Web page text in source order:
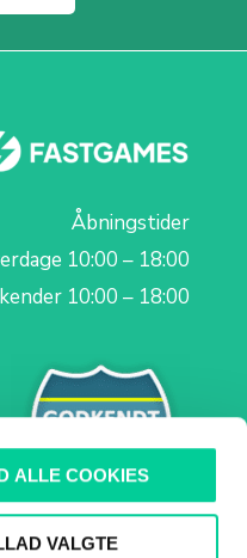
ALLE COOKIES
VALGTE
Åbningstider
10:00 – 18:00
10:00 – 18:00